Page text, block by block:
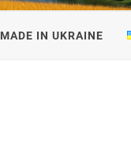
MADE IN UKRAINE